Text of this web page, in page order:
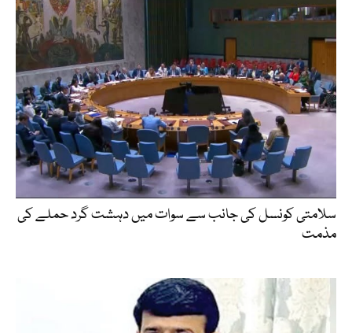
سلامتی کونسل کی جانب سے سوات میں دہشت گرد حملے کی
مذمت